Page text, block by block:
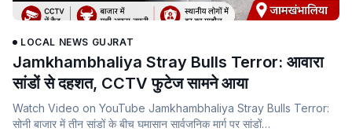
LOCAL NEWS GUJRAT
Jamkhambhaliya Stray Bulls Terror: आवारा
सांडों से दहशत, CCTV फुटेज सामने आया
Watch Video on YouTube Jamkhambhaliya Stray Bulls Terror:
सोनी बाजार में तीन सांडों के बीच घमासान सार्वजनिक मार्ग पर सांडों…